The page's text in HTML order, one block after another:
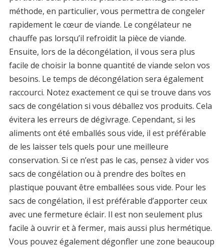
méthode, en particulier, vous permettra de congeler
rapidement le cœur de viande. Le congélateur ne
chauffe pas lorsqu’il refroidit la pièce de viande.
Ensuite, lors de la décongélation, il vous sera plus
facile de choisir la bonne quantité de viande selon vos
besoins. Le temps de décongélation sera également
raccourci. Notez exactement ce qui se trouve dans vos
sacs de congélation si vous déballez vos produits. Cela
évitera les erreurs de dégivrage. Cependant, si les
aliments ont été emballés sous vide, il est préférable
de les laisser tels quels pour une meilleure
conservation. Si ce n’est pas le cas, pensez à vider vos
sacs de congélation ou à prendre des boîtes en
plastique pouvant être emballées sous vide. Pour les
sacs de congélation, il est préférable d’apporter ceux
avec une fermeture éclair. Il est non seulement plus
facile à ouvrir et à fermer, mais aussi plus hermétique.
Vous pouvez également dégonfler une zone beaucoup